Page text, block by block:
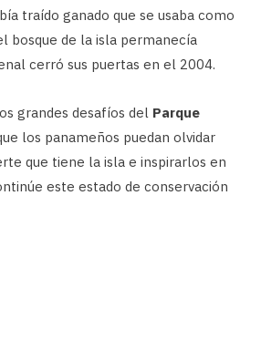
traído ganado que se usaba como
bosque de la isla permanecía
cerró sus puertas en el 2004.
grandes desafíos del Parque
los panameños puedan olvidar
que tiene la isla e inspirarlos en
este estado de conservación